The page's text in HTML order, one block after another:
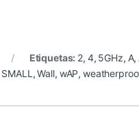
Etiquetas: 2, 4, 5GHz, A,
SMALL ,Wall, wAP,